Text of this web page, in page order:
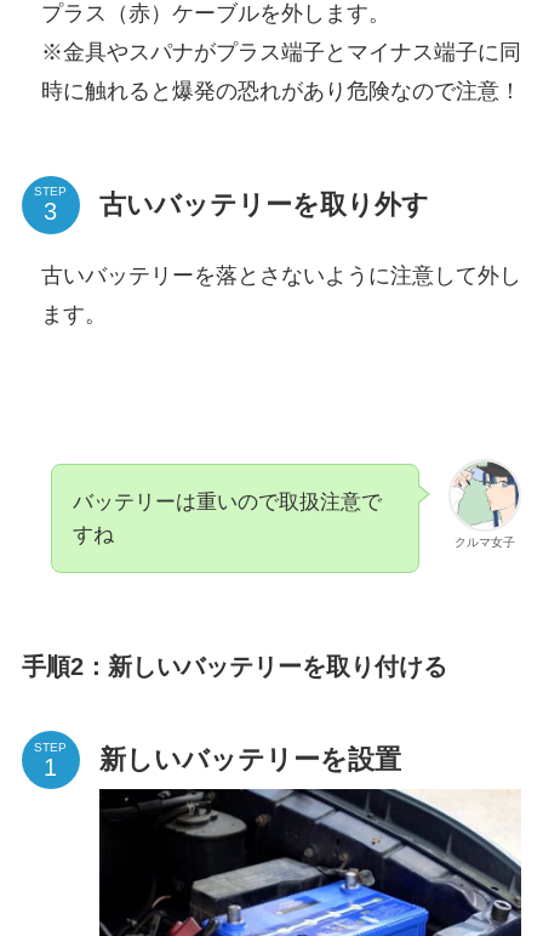
プラス（赤）ケーブルを外します。
※金具やスパナがプラス端子とマイナス端子に同
時に触れると爆発の恐れがあり危険なので注意！
STEP 古いバッテリーを取り外す
古いバッテリーを落とさないように注意して外し
ます。
クルマ女子
バッテリーは重いので取扱注意で
すね
手順2：新しいバッテリーを取り付ける
STEP 新しいバッテリーを設置